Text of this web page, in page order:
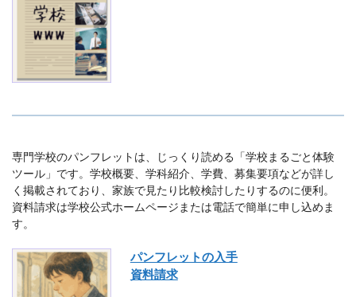
専門学校のパンフレットは、じっくり読める「学校まるごと体験
ツール」です。学校概要、学科紹介、学費、募集要項などが詳し
く掲載されており、家族で見たり比較検討したりするのに便利。
資料請求は学校公式ホームページまたは電話で簡単に申し込めま
す。
パンフレットの入手
資料請求